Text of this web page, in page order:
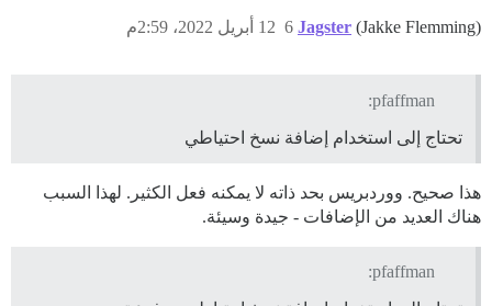
Jagster (Jakke Flemming) 12 أبريل 2022، 2:59م 6
pfaffman:
تحتاج إلى استخدام إضافة نسخ احتياطي
هذا صحيح. ووردبريس بحد ذاته لا يمكنه فعل الكثير. لهذا السبب
هناك العديد من الإضافات - جيدة وسيئة.
pfaffman: